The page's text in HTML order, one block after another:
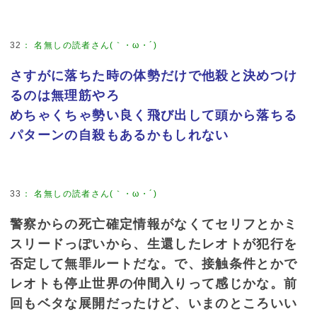
32 ：名無しの読者さん(｀・ω・´)
さすがに落ちた時の体勢だけで他殺と決めつけ
るのは無理筋やろ
めちゃくちゃ勢い良く飛び出して頭から落ちる
パターンの自殺もあるかもしれない
33 ：名無しの読者さん(｀・ω・´)
警察からの死亡確定情報がなくてセリフとかミ
スリードっぽいから、生還したレオトが犯行を
否定して無罪ルートだな。で、接触条件とかで
レオトも停止世界の仲間入りって感じかな。前
回もベタな展開だったけど、いまのところいい